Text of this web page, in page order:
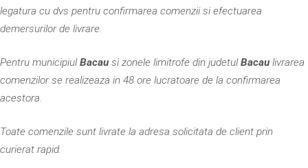
legatura cu dvs pentru confirmarea comenzii si efectuarea
demersurilor de livrare.
Pentru municipiulBacau si zonele limitrofe din judetulBacau livrarea
comenzilor se realizeaza in 48 ore lucratoare de la confirmarea
acestora.
Toate comenzile sunt livrate la adresa solicitata de client prin
curierat rapid.